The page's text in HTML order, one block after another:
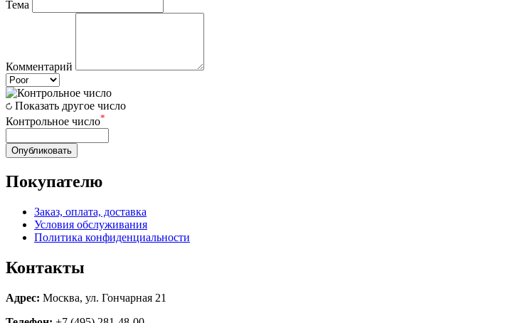
Тема
Комментарий
Показать другое число
Контрольное число*
Опубликовать
Покупателю
Заказ, оплата, доставка
Условия обслуживания
Политика конфиденциальности
Контакты
Адрес: Москва, ул. Гончарная 21